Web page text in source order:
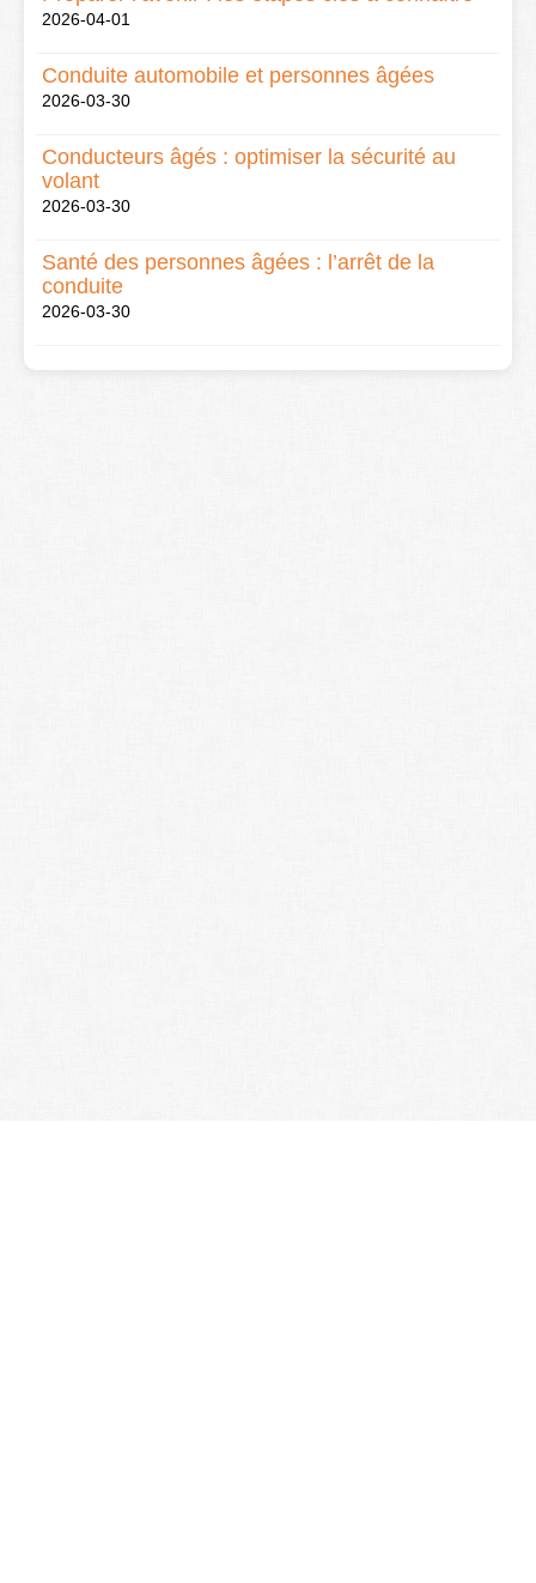
2026-04-01
Conduite automobile et personnes âgées
2026-03-30
Conducteurs âgés : optimiser la sécurité au
volant
2026-03-30
Santé des personnes âgées : l’arrêt de la
conduite
2026-03-30